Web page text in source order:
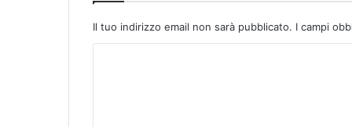
Il tuo indirizzo email non sarà pubblicato. I campi